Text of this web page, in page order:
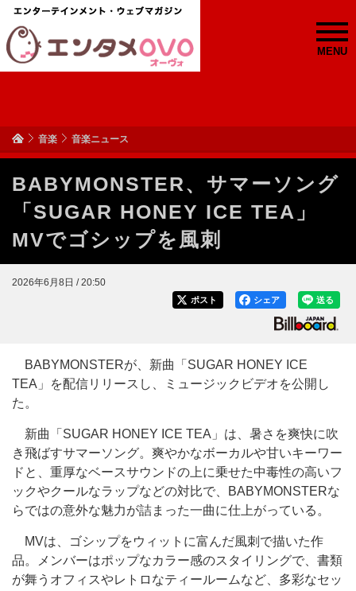
MENU
音楽 音楽ニュース
BABYMONSTER、サマーソング
「SUGAR HONEY ICE TEA」
MVでゴシップを風刺
2026年6月8日 / 20:50
送る
シェア
ポスト
BABYMONSTERが、新曲「SUGAR HONEY ICE
TEA」を配信リリースし、ミュージックビデオを公開し
た。
新曲「SUGAR HONEY ICE TEA」は、暑さを爽快に吹
き飛ばすサマーソング。爽やかなボーカルや甘いキーワー
ドと、重厚なベースサウンドの上に乗せた中毒性の高いフ
ックやクールなラップなどの対比で、BABYMONSTERな
らではの意外な魅力が詰まった一曲に仕上がっている。
MVは、ゴシップをウィットに富んだ風刺で描いた作
品。メンバーはポップなカラー感のスタイリングで、書類
が舞うオフィスやレトロなティールームなど、多彩なセッ